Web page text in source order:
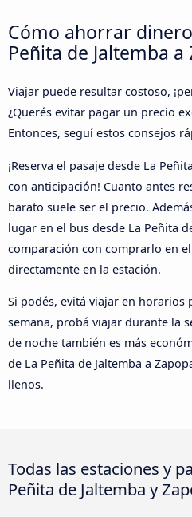
Cómo ahorrar
Peñita de Jaltemba a
Viajar puede resultar costoso,
¿Querés evitar pagar un precio
Entonces, seguí estos consejos
¡Reserva el pasaje desde La
con anticipación! Cuanto antes
barato suele ser el precio.
lugar en el bus desde La Peñita
comparación con comprarlo en
directamente en la estación.
Si podés, evitá viajar en horarios
semana, probá viajar durante la
de noche también es más
de La Peñita de Jaltemba a
llenos.
Todas las estaciones y
Peñita de Jaltemba y